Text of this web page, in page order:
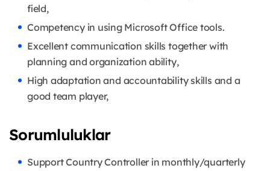
field,
Competency in using Microsoft Office tools.
Excellent communication skills together with
planning and organization ability,
High adaptation and accountability skills and a
good team player,
Sorumluluklar
Support Country Controller in monthly/quarterly